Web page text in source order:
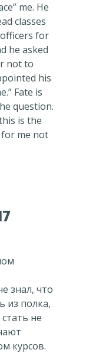
me. He
classes
for
he asked
not to
his
Fate is
question.
is the
for me not
знал, что
из полка,
не
курсов.